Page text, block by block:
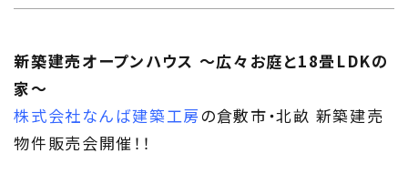
About
住まい夢ネットとは
Concept
新築建売オープンハウス 〜広々お庭と18畳LDKの
家〜
株式会社なんば建築工房の倉敷市・北畝 新築建売
物件販売会開催！！